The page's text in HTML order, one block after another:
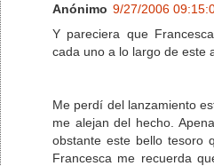
Anónimo 9/27/2006
Y pareciera que
cada uno a lo largo de este
Me perdí del lanzamiento
me alejan del hecho.
obstante este bello tesoro
Francesca me recuerda